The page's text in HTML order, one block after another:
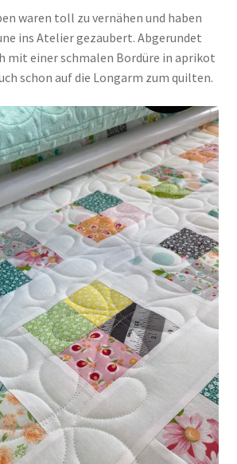
waren toll zu vernähen und haben
ins Atelier gezaubert. Abgerundet
mit einer schmalen Bordüre in aprikot
schon auf die Longarm zum quilten.